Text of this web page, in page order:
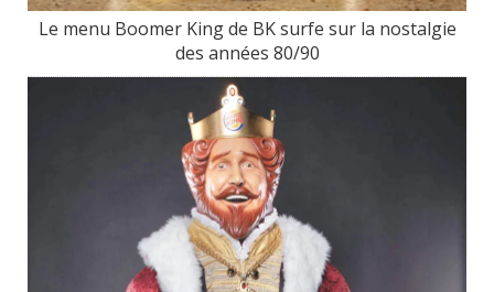
Le menu Boomer King de BK surfe sur la nostalgie
des années 80/90